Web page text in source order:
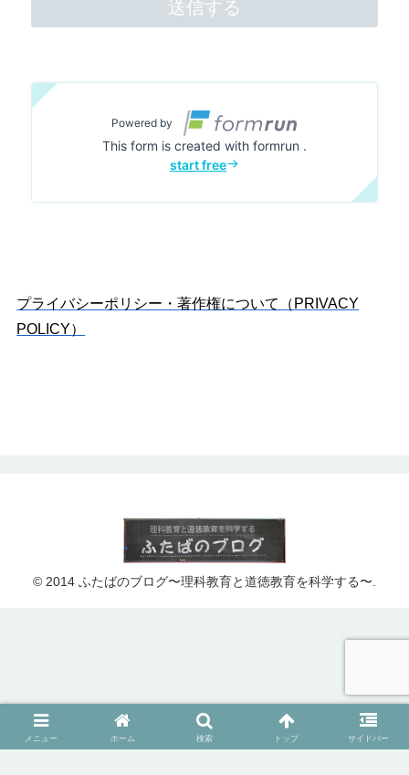
プライバシーポリシー・著作権について（PRIVACY
POLICY）
© 2014 ふたばのブログ〜理科教育と道徳教育を科学する〜.
メニュー ホーム 検索 トップ サイドバー